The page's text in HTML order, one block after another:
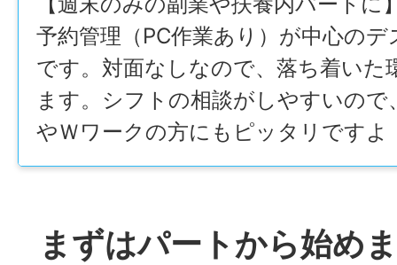
予約管理（PC作業あり）が中心の
です。対面なしなので、落ち着いた
ます。シフトの相談がしやすいので
やＷワークの方にもピッタリですよ
まずはパートから始め